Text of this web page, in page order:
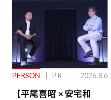
PERSON PR 2026.8.6
【平尾喜昭 × 安宅和